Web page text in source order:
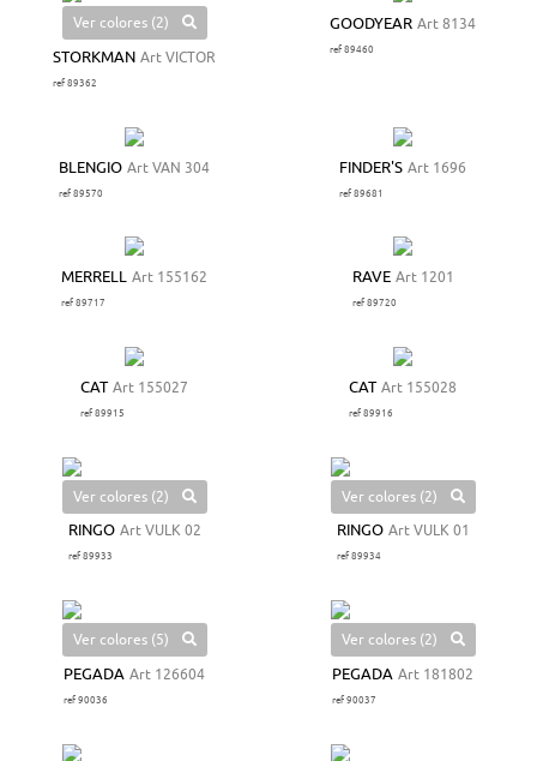
Ver colores (2)
STORKMAN Art VICTOR
ref 89362
GOODYEAR Art 8134
ref 89460
BLENGIO Art VAN 304
ref 89570
FINDER'S Art 1696
ref 89681
MERRELL Art 155162
ref 89717
RAVE Art 1201
ref 89720
CAT Art 155027
ref 89915
CAT Art 155028
ref 89916
Ver colores (2)
RINGO Art VULK 02
ref 89933
Ver colores (2)
RINGO Art VULK 01
ref 89934
Ver colores (5)
PEGADA Art 126604
ref 90036
Ver colores (2)
PEGADA Art 181802
ref 90037